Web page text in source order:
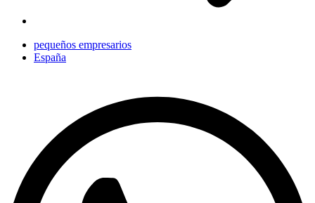
pequeños empresarios
España